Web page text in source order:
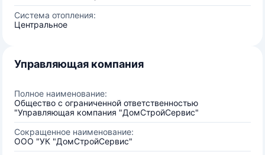
Система отопления:
Центральное
Управляющая компания
Полное наименование:
Общество с ограниченной ответственностью
"Управляющая компания "ДомСтройСервис"
Сокращенное наименование:
ООО "УК "ДомСтройСервис"